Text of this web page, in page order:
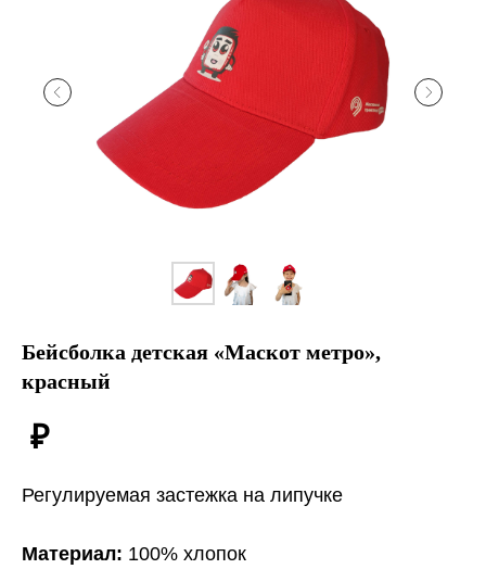
Бейсболка детская «Маскот метро»,
красный
₽
Регулируемая застежка на липучке
Материал: 100% хлопок